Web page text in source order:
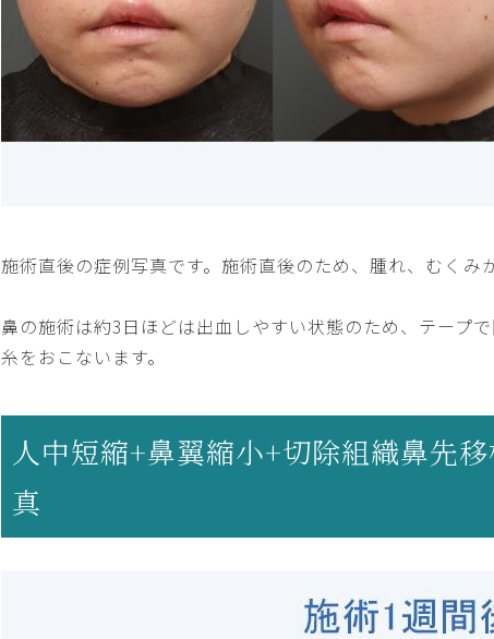
施術直後の症例写真です。施術直後のため、腫れ、むくみ
鼻の施術は約3日ほどは出血しやすい状態のため、テープ
糸をおこないます。
人中短縮+鼻翼縮小+切除組織鼻先
真